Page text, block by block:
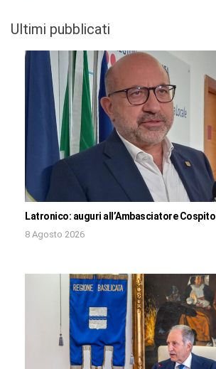
Ultimi pubblicati
Latronico: auguri all’Ambasciatore Cospito
8 Agosto 2026